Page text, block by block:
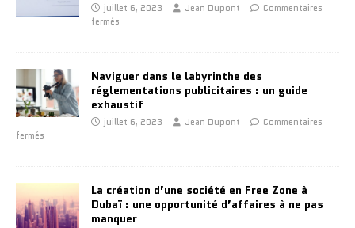
juillet 6, 2023 Jean Dupont
Commentaires
fermés
Naviguer dans le labyrinthe des
réglementations publicitaires : un guide
exhaustif
juillet 6, 2023 Jean Dupont
Commentaires
fermés
La création d’une société en Free Zone à
Dubaï : une opportunité d’affaires à ne pas
manquer